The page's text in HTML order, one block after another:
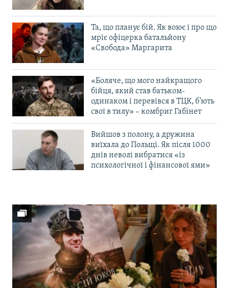
Та, що планує бій. Як воює і про що
мріє офіцерка батальйону
«Свобода» Маргарита
«Боляче, що мого найкращого
бійця, який став батьком-
одинаком і перевівся в ТЦК, б’ють
свої в тилу» – комбриг Габінет
Вийшов з полону, а дружина
виїхала до Польщі. Як після 1000
днів неволі вибратися «із
психологічної і фінансової ями»